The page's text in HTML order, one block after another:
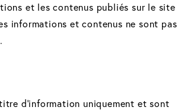
et les contenus publiés sur le site
informations et contenus ne sont pas
d'information uniquement et sont